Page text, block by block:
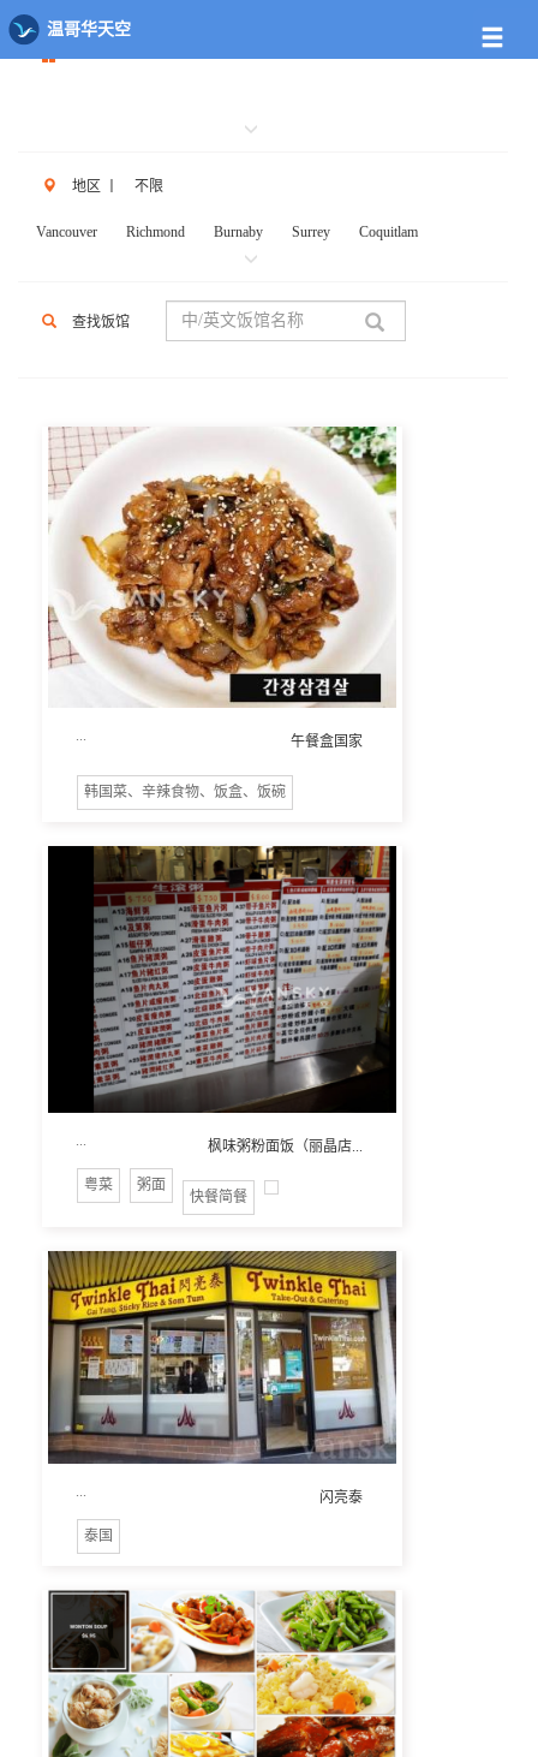
温哥华天空
地区 不限
Vancouver Richmond Burnaby Surrey Coquitlam
N.Vancouver
PittMeadows Langley White Rock Maple Ridge
Whistler Squamish Mission
查找饭馆
午餐盒国家
...
韩国菜、辛辣食物、饭盒、饭碗
枫味粥粉面饭（丽晶店...
...
粤菜 粥面
快餐简餐
闪亮泰
...
泰国